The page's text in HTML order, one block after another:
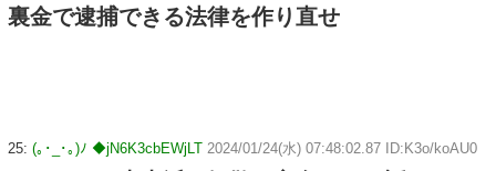
裏金で逮捕できる法律を作り直せ
25: (｡･_･｡)ﾉ ◆jN6K3cbEWjLT 2024/01/24(水) 07:48:02.87 ID:K3o/koAU0